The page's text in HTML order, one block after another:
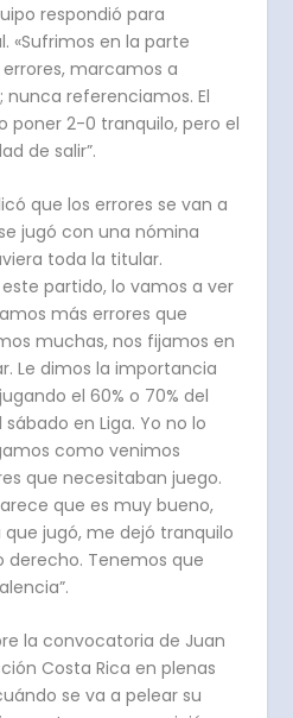
respondió para
«Sufrimos en la parte
marcamos a
referenciamos. El
poner 2-0 tranquilo, pero el
de salir”.
que los errores se van a
jugó con una nómina
toda la titular.
partido, lo vamos a ver
más errores que
muchas, nos fijamos en
Le dimos la importancia
el 60% o 70% del
en Liga. Yo no lo
como venimos
que necesitaban juego.
que es muy bueno,
jugó, me dejó tranquilo
derecho. Tenemos que
la convocatoria de Juan
Costa Rica en plenas
se va a pelear su